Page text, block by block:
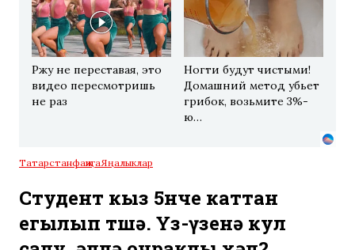
Ржу не переставая, это
видео пересмотришь
не раз
Ногти будут чистыми!
Домашний метод убьет
грибок, возьмите 3%-
ю…
ТатарстанфаҗигаЯңалыклар
Студент кыз 5нче каттан
егылып төшә. Үз-үзенә кул